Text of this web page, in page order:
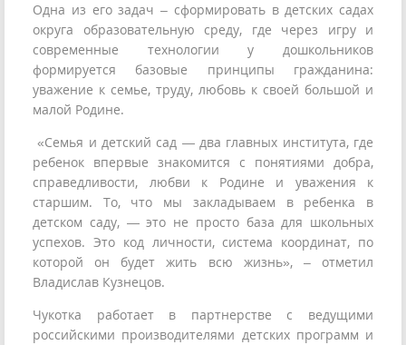
Одна из его задач – сформировать в детских садах
округа образовательную среду, где через игру и
современные технологии у дошкольников
формируется базовые принципы гражданина:
уважение к семье, труду, любовь к своей большой и
малой Родине.
«Семья и детский сад — два главных института, где
ребенок впервые знакомится с понятиями добра,
справедливости, любви к Родине и уважения к
старшим. То, что мы закладываем в ребенка в
детском саду, — это не просто база для школьных
успехов. Это код личности, система координат, по
которой он будет жить всю жизнь», – отметил
Владислав Кузнецов.
Чукотка работает в партнерстве с ведущими
российскими производителями детских программ и